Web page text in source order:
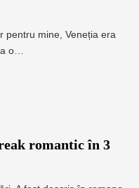
pentru mine, Veneția era
o…
romantic în 3